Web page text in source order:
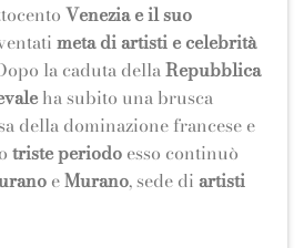
Venezia e il suo
meta di artisti e celebrità
la caduta dellaRepubblica
ha subito una brusca
della dominazione francese e
tristeperiodo esso continuò
eMurano, sede di artisti